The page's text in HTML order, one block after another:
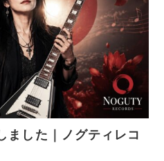
ました｜ノグティレコ